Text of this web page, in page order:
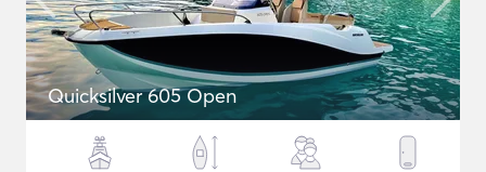
Quicksilver 605 Open